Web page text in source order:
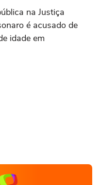
na Justiça
é acusado de
idade em